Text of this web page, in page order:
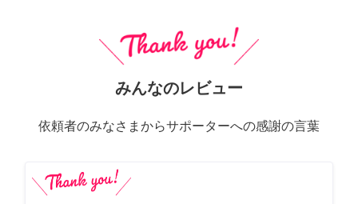
みんなのレビュー
依頼者のみなさまからサポーターへの感謝の言葉